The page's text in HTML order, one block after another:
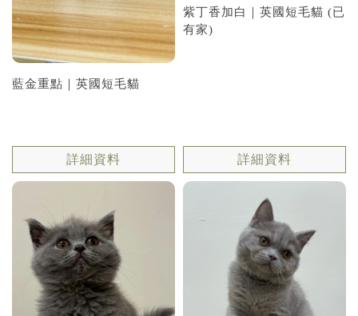
藍金重點｜英國短毛貓
詳細資料
紫丁香加白｜英國短毛貓 (已
有家)
詳細資料